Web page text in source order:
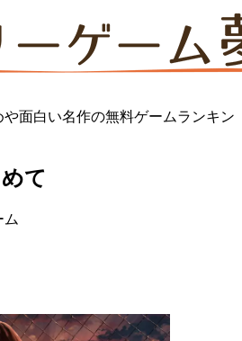
面白い名作の無料ゲームランキン
て
ム